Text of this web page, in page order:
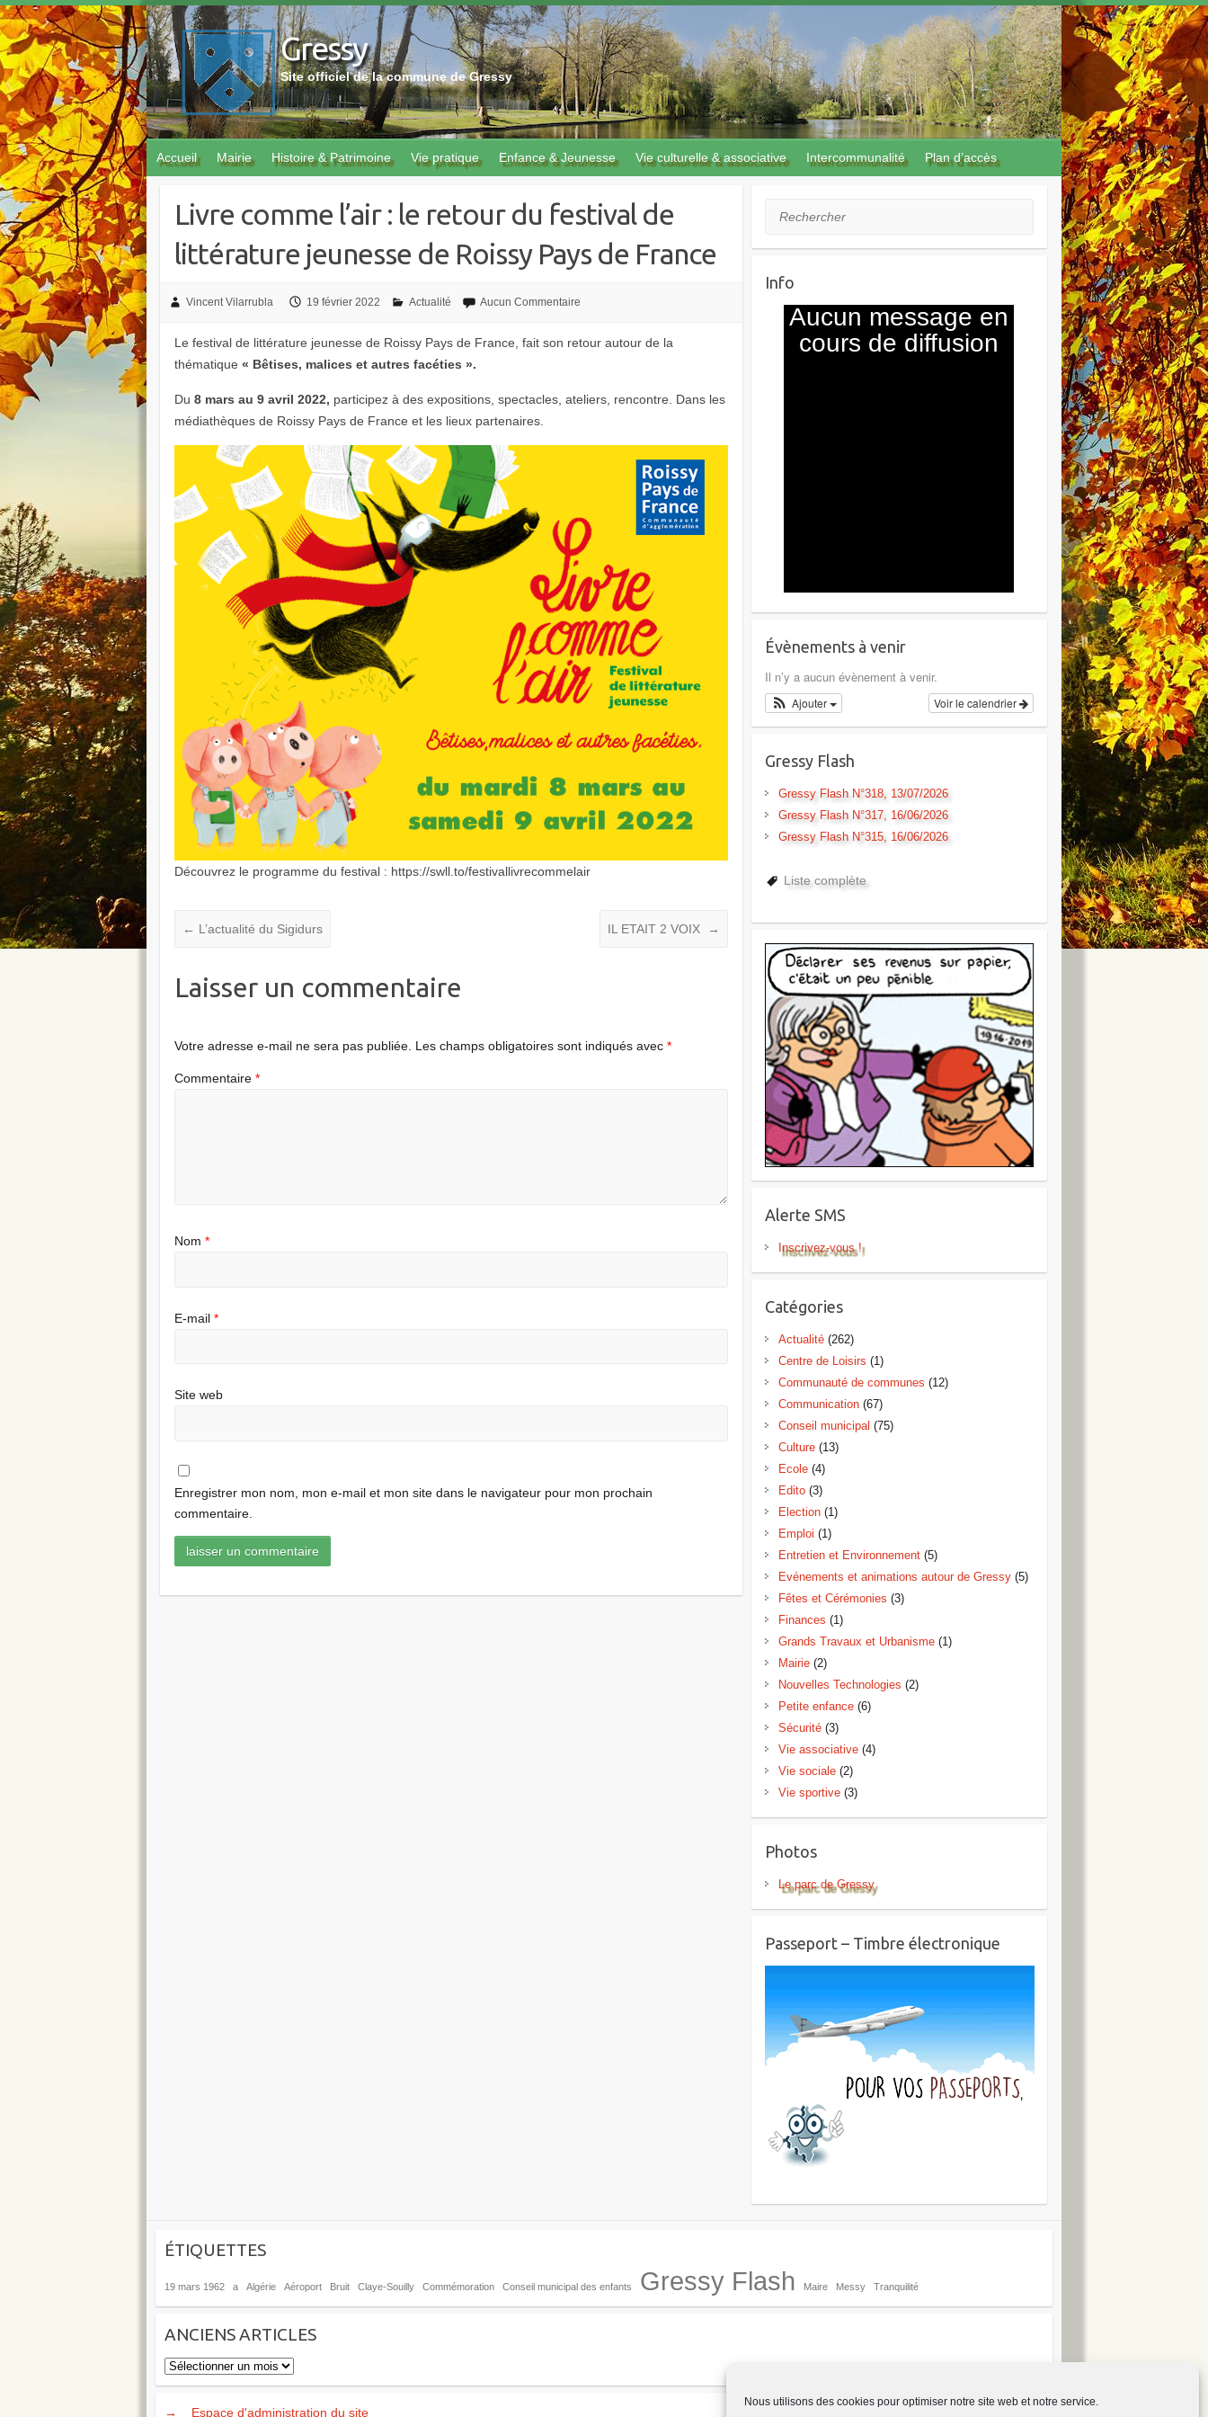
Nous utilisons des cookies pour optimiser notre site web et notre service.
Skip
to
content
Gressy
Site officiel de la commune de Gressy
Accueil Mairie Histoire & Patrimoine Vie pratique Enfance & Jeunesse Vie culturelle & associative Intercommunalité Plan d’accès
Livre comme l’air : le retour du festival de
littérature jeunesse de Roissy Pays de France
Vincent Vilarrubla 19 février 2022 Actualité Aucun Commentaire
Le festival de littérature jeunesse de Roissy Pays de France, fait son retour autour de la
thématique« Bêtises, malices et autres facéties ».
Du 8 mars au 9 avril 2022, participez à des expositions, spectacles, ateliers, rencontre. Dans les
médiathèques de Roissy Pays de France et les lieux partenaires.
Découvrez le programme du festival : https://swll.to/festivallivrecommelair
← L’actualité du Sigidurs IL ETAIT 2 VOIX →
Laisser un commentaire
Votre adresse e-mail ne sera pas publiée. Les champs obligatoires sont indiqués avec*
Commentaire*
Nom*
E-mail*
Site web
Enregistrer mon nom, mon e-mail et mon site dans le navigateur pour mon prochain
commentaire.
Rechercher
Info
Évènements à venir
Il n’y a aucun évènement à venir.
Voir le calendrier
Ajouter
Gressy Flash
Gressy Flash N°318, 13/07/2026
Gressy Flash N°317, 16/06/2026
Gressy Flash N°315, 16/06/2026
Liste complète
Alerte SMS
Inscrivez-vous !
Catégories
Actualité (262)
Centre de Loisirs (1)
Communauté de communes (12)
Communication (67)
Conseil municipal (75)
Culture (13)
Ecole (4)
Edito (3)
Election (1)
Emploi (1)
Entretien et Environnement (5)
Evénements et animations autour de Gressy (5)
Fêtes et Cérémonies (3)
Finances (1)
Grands Travaux et Urbanisme (1)
Mairie (2)
Nouvelles Technologies (2)
Petite enfance (6)
Sécurité (3)
Vie associative (4)
Vie sociale (2)
Vie sportive (3)
Photos
Le parc de Gressy
Passeport – Timbre électronique
ÉTIQUETTES
19 mars 1962 a Algérie Aéroport Bruit Claye-Souilly Commémoration Conseil municipal des enfants Gressy Flash Maire Messy Tranquilité
ANCIENS ARTICLES
Anciens
articles
→
Espace d'administration du site